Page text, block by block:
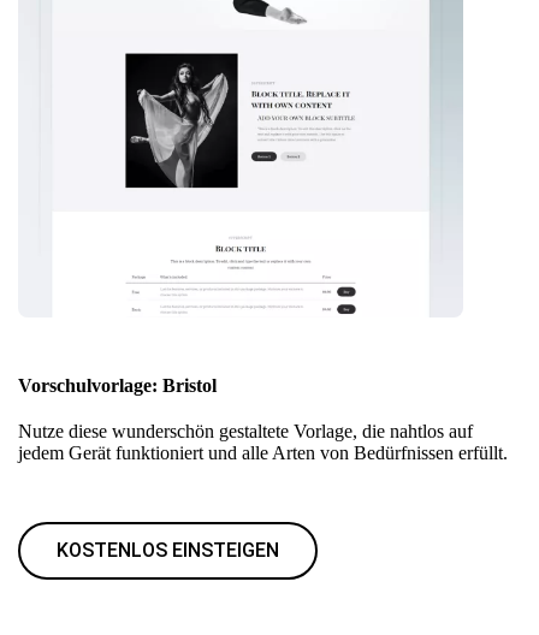
Vorschulvorlage: Bristol
Nutze diese wunderschön gestaltete Vorlage, die nahtlos auf
jedem Gerät funktioniert und alle Arten von Bedürfnissen erfüllt.
KOSTENLOS EINSTEIGEN